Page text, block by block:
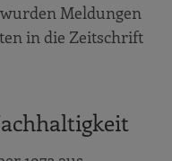
Meldungen
in die Zeitschrift